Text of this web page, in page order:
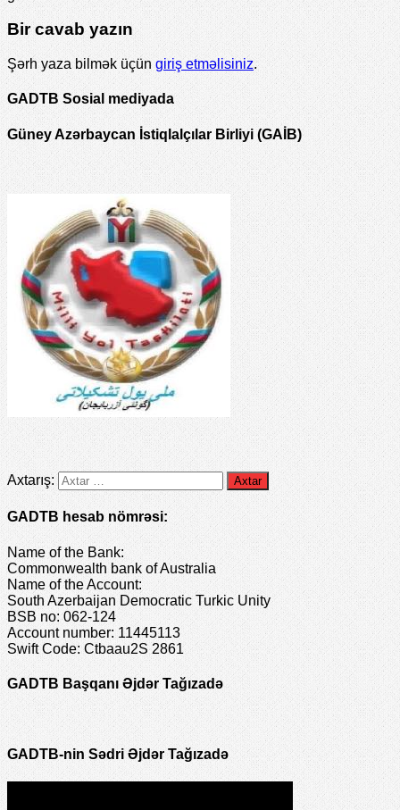
Bir cavab yazın
Şərh yaza bilmək üçün giriş etməlisiniz.
GADTB Sosial mediyada
Güney Azərbaycan İstiqlalçılar Birliyi (GAİB)
Axtarış:
GADTB hesab nömrəsi:
Name of the Bank:
Commonwealth bank of Australia
Name of the Account:
South Azerbaijan Democratic Turkic Unity
BSB no: 062-124
Account number: 11445113
Swift Code: Ctbaau2S 2861
GADTB Başqanı Əjdər Tağızadə
GADTB-nin Sədri Əjdər Tağızadə